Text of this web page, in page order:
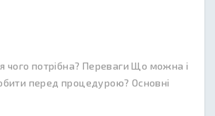
чого потрібна? Переваги Що можна і
перед процедурою? Основні